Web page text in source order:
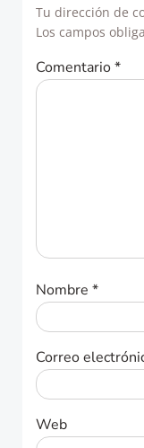
Tu dirección de
Los campos
Comentario*
Nombre *
Correo
Web